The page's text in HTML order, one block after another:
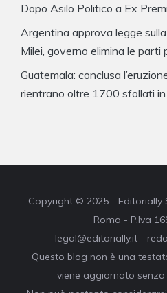
Dopo Asilo Politico a Ex
Argentina approva legge
Milei, governo elimina le parti
Guatemala: conclusa
rientrano oltre 1700 sfollati
Copyright © 2025 - Editorially
Roma - P.Iva
legal@editorially.it -
Questo blog non è una
viene aggiornato senza